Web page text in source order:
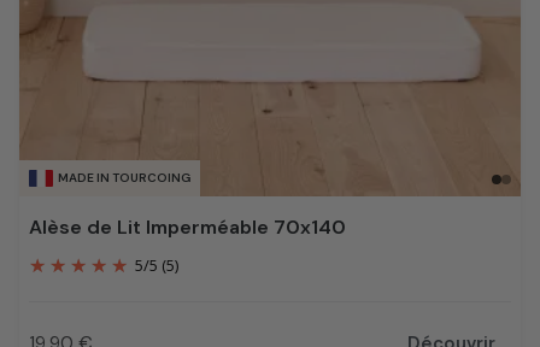
MADE IN TOURCOING
Alèse de Lit Imperméable 70x140
5/5 (5)